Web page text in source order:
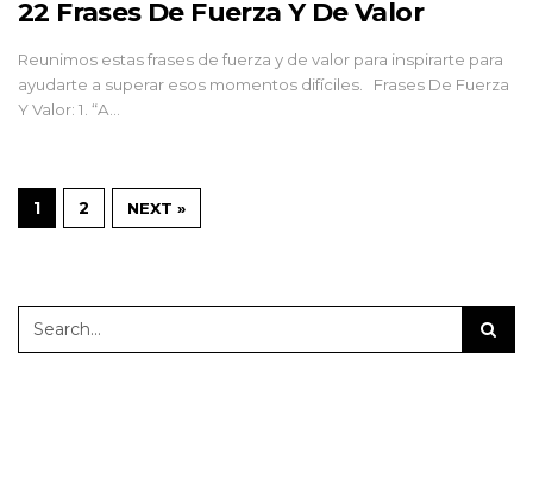
22 Frases De Fuerza Y De Valor
Reunimos estas frases de fuerza y de valor para inspirarte para
ayudarte a superar esos momentos difíciles. Frases De Fuerza
Y Valor: 1. “A…
1 2 NEXT »